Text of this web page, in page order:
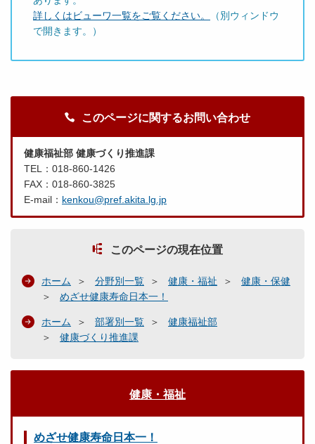
詳しくはビューワ一覧をご覧ください。
（別ウィンドウ
で開きます。）
このページに関するお問い合わせ
健康福祉部 健康づくり推進課
TEL：018-860-1426
FAX：018-860-3825
E-mail： kenkou@pref.akita.lg.jp
このページの現在位置
ホーム 分野別一覧 健康・福祉
健康・保健
めざせ健康寿命日本一！
ホーム 部署別一覧
健康福祉部
健康づくり推進課
健康・福祉
めざせ健康寿命日本一！